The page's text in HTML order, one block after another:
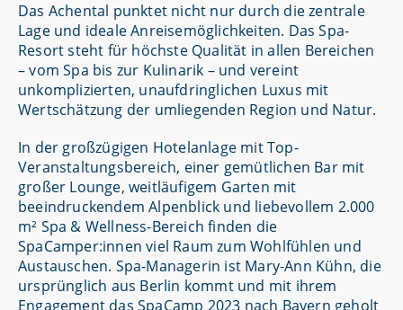
Das Achental punktet nicht nur durch die zentrale
Lage und ideale Anreisemöglichkeiten. Das Spa-
Resort steht für höchste Qualität in allen Bereichen
– vom Spa bis zur Kulinarik – und vereint
unkomplizierten, unaufdringlichen Luxus mit
Wertschätzung der umliegenden Region und Natur.
In der großzügigen Hotelanlage mit Top-
Veranstaltungsbereich, einer gemütlichen Bar mit
großer Lounge, weitläufigem Garten mit
beeindruckendem Alpenblick und liebevollem 2.000
m² Spa & Wellness-Bereich finden die
SpaCamper:innen viel Raum zum Wohlfühlen und
Austauschen. Spa-Managerin ist Mary-Ann Kühn, die
ursprünglich aus Berlin kommt und mit ihrem
Engagement das SpaCamp 2023 nach Bayern geholt